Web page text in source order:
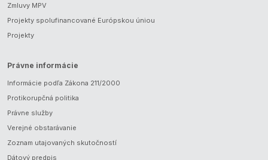
Zmluvy MPV
Projekty spolufinancované Európskou úniou
Projekty
Právne informácie
Informácie podľa Zákona 211/2000
Protikorupčná politika
Právne služby
Verejné obstarávanie
Zoznam utajovaných skutočností
Dátový predpis